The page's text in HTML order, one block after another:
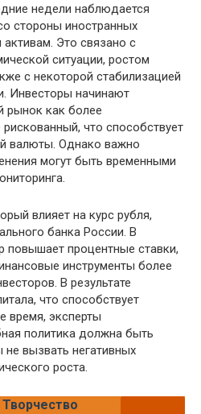
недели наблюдается
стороны иностранных
Это связано с
ситуации, ростом
с некоторой стабилизацией
Инвесторы начинают
рынок как более
что способствует
валюты. Однако важно
могут быть временными
влияет на курс рубля,
банка России. В
повышает процентные ставки,
инструменты более
В результате
что способствует
время, эксперты
политика должна быть
вызвать негативных
роста.
Творчество